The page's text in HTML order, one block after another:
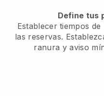
Define tus
Establecer tiempos
las reservas.
ranura y aviso